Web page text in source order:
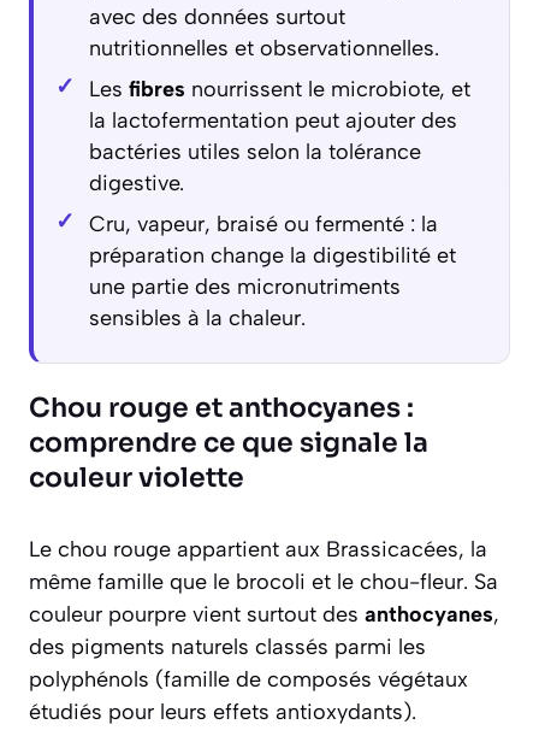
avec des données surtout
nutritionnelles et observationnelles.
Les fibres nourrissent le microbiote, et
la lactofermentation peut ajouter des
bactéries utiles selon la tolérance
digestive.
Cru, vapeur, braisé ou fermenté : la
préparation change la digestibilité et
une partie des micronutriments
sensibles à la chaleur.
Chou rouge et anthocyanes :
comprendre ce que signale la
couleur violette
Le chou rouge appartient aux Brassicacées, la
même famille que le brocoli et le chou-fleur. Sa
couleur pourpre vient surtout des anthocyanes,
des pigments naturels classés parmi les
polyphénols (famille de composés végétaux
étudiés pour leurs effets antioxydants).